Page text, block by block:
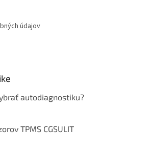
údajov
autodiagnostiku?
TPMS CGSULIT